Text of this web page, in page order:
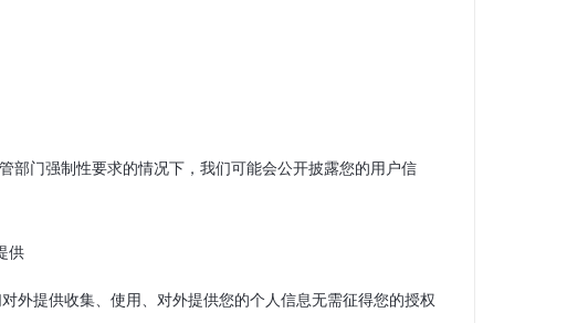
部门强制性要求的情况下，我们可能会公开披露您的用户信
供
外提供收集、使用、对外提供您的个人信息无需征得您的授权